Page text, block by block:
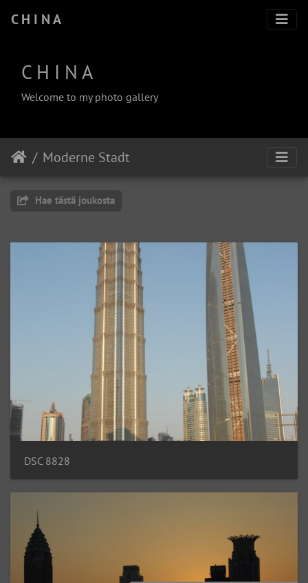
C H I N A
C H I N A
Welcome to my photo gallery
Moderne Stadt
Hae tästä joukosta
DSC 8828